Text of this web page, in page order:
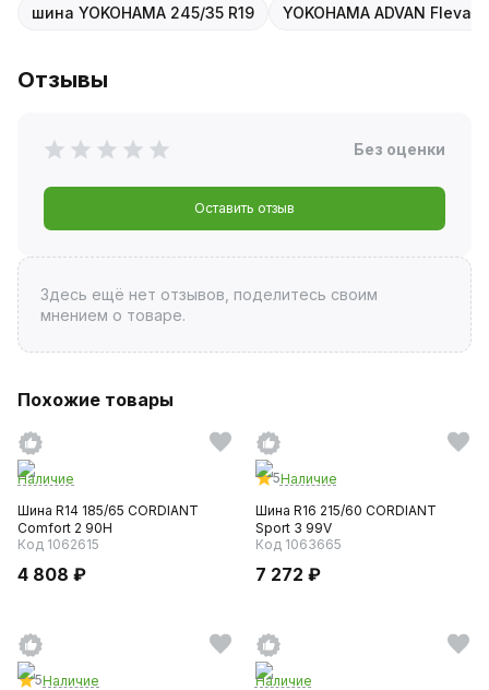
шина YOKOHAMA 245/35 R19 YOKOHAMA ADVAN Fleva
Отзывы
Без оценки
Оставить отзыв
Здесь ещё нет отзывов, поделитесь своим
мнением о товаре.
Похожие товары
Наличие
Шина R14 185/65 CORDIANT
Comfort 2 90H
Код 1062615
4 808 ₽
5Наличие
Шина R16 215/60 CORDIANT
Sport 3 99V
Код 1063665
7 272 ₽
5Наличие
Наличие